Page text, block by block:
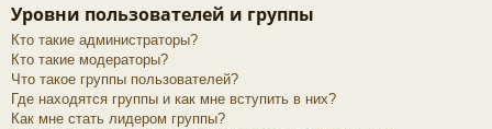
Уровни пользователей и группы
Кто такие администраторы?
Кто такие модераторы?
Что такое группы пользователей?
Где находятся группы и как мне вступить в них?
Как мне стать лидером группы?